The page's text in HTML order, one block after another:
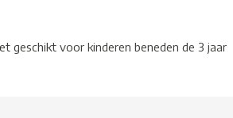
geschikt voor kinderen beneden de 3 jaar